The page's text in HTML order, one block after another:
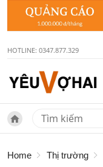
HOTLINE: 0347.877.329
Home Thị trường